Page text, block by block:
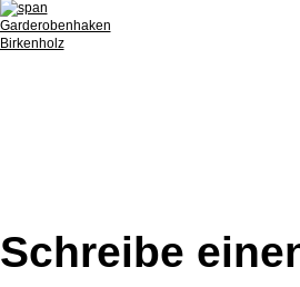
Schreibe